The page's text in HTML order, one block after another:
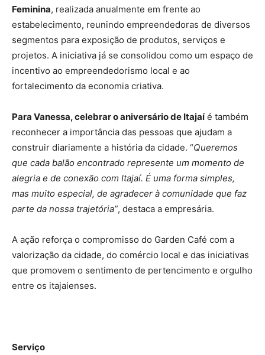
Feminina, realizada anualmente em frente ao
estabelecimento, reunindo empreendedoras de diversos
segmentos para exposição de produtos, serviços e
projetos. A iniciativa já se consolidou como um espaço de
incentivo ao empreendedorismo local e ao
fortalecimento da economia criativa.
Para Vanessa, celebrar o aniversário de Itajaíé também
reconhecer a importância das pessoas que ajudam a
construir diariamente a história da cidade. “Queremos
que cada balão encontrado represente um momento de
alegria e de conexão com Itajaí. É uma forma simples,
mas muito especial, de agradecer à comunidade que faz
parte da nossa trajetória”, destaca a empresária.
A ação reforça o compromisso do Garden Café com a
valorização da cidade, do comércio local e das iniciativas
que promovem o sentimento de pertencimento e orgulho
entre os itajaienses.
Serviço